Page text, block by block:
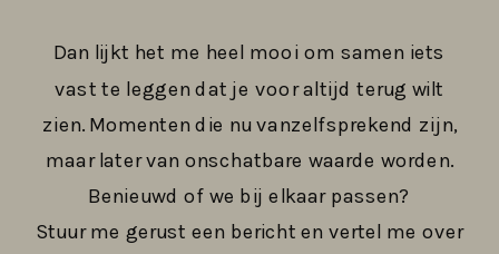
Dan lijkt het me heel mooi om samen iets
vast te leggen dat je voor altijd terug wilt
zien. Momenten die nu vanzelfsprekend zijn,
maar later van onschatbare waarde worden.
Benieuwd of we bij elkaar passen?
Stuur me gerust een bericht en vertel me over